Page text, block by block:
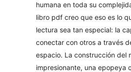
humana en toda su
libro pdf creo que eso es lo
lectura sea tan especial: la
conectar con otros a través
espacio. La construcción del
impresionante, una epopeya